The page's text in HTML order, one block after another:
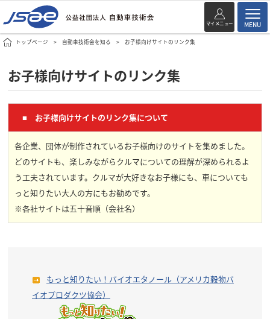
マイメニュー MENU
トップページ 自動車技術会を知る お子様向けサイトのリンク集
お子様向けサイトのリンク集
■ お子様向けサイトのリンク集について
各企業、団体が制作されているお子様向けのサイトを集めました。
どのサイトも、楽しみながらクルマについての理解が深められるよ
う工夫されています。クルマが大好きなお子様にも、車についても
っと知りたい大人の方にもお勧めです。
※各社サイトは五十音順（会社名）
もっと知りたい！バイオエタノール（アメリカ穀物バ
イオプロダクツ協会）